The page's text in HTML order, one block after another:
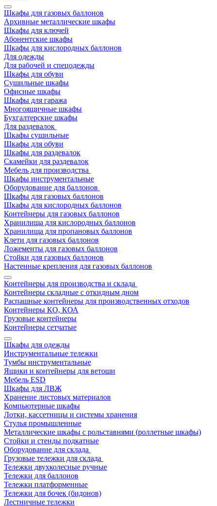
Шкафы для газовых баллонов
Архивные металлические шкафы
Шкафы для ключей
Абонентские шкафы
Шкафы для кислородных баллонов
Для одежды
Для рабочей и спецодежды
Шкафы для обуви
Сушильные шкафы
Офисные шкафы
Шкафы для гаража
Многоящичные шкафы
Бухгалтерские шкафы
Для раздевалок
Шкафы сушильные
Шкафы для обуви
Шкафы для раздевалок
Скамейки для раздевалок
Мебель для производства
Шкафы инструментальные
Оборудование для баллонов
Шкафы для газовых баллонов
Шкафы для кислородных баллонов
Контейнеры для газовых баллонов
Хранилища для кислородных баллонов
Хранилища для пропановых баллонов
Клети для газовых баллонов
Ложементы для газовых баллонов
Стойки для газовых баллонов
Настенные крепления для газовых баллонов
Контейнеры для производства и склада
Контейнеры складные с откидным дном
Распашные контейнеры для производственных отходов
Контейнеры КО, КОА
Грузовые контейнеры
Контейнеры сетчатые
Шкафы для одежды
Инструментальные тележки
Тумбы инструментальные
Ящики и контейнеры для ветоши
Мебель ESD
Шкафы для ЛВЖ
Хранение листовых материалов
Компьютерные шкафы
Лотки, кассетницы и системы хранения
Стулья промышленные
Металлические шкафы с рольставнями (роллетные шкафы)
Стойки и стенды подкатные
Оборудование для склада
Грузовые тележки для склада
Тележки двухколесные ручные
Тележки для баллонов
Тележки платформенные
Тележки для бочек (бидонов)
Лестничные тележки